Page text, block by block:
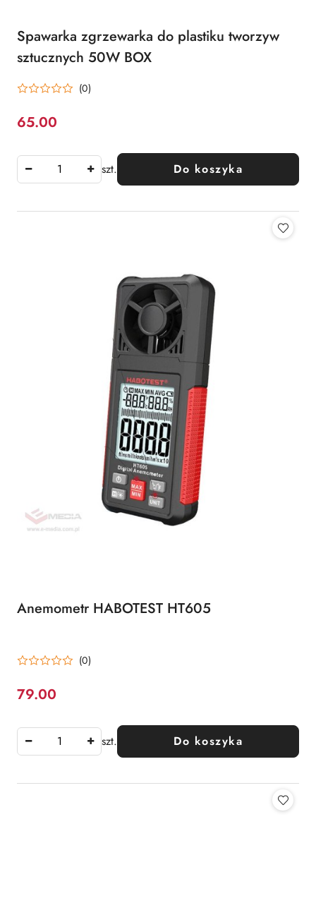
Spawarka zgrzewarka do plastiku tworzyw
sztucznych 50W BOX
(0)
Cena:
65.00
szt. Do koszyka
Anemometr HABOTEST HT605
(0)
Cena:
79.00
szt. Do koszyka